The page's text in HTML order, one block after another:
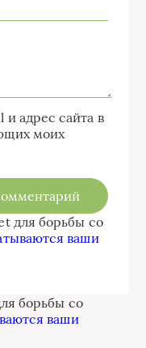
адрес сайта в
моих
для борьбы со
ваши
борьбы со
ваши